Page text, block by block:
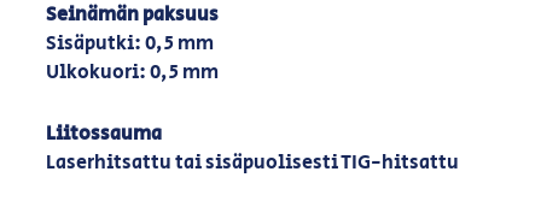
Seinämän paksuus
Sisäputki: 0,5 mm
Ulkokuori: 0,5 mm
Liitossauma
Laserhitsattu tai sisäpuolisesti TIG-hitsattu